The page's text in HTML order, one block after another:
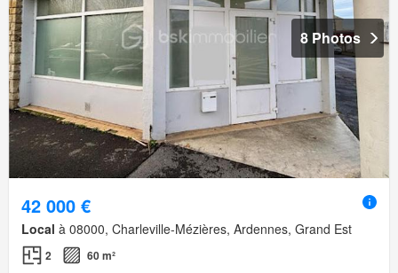
8 Photos
42 000 €
Local à 08000, Charleville-Mézières, Ardennes, Grand Est
2 60 m²